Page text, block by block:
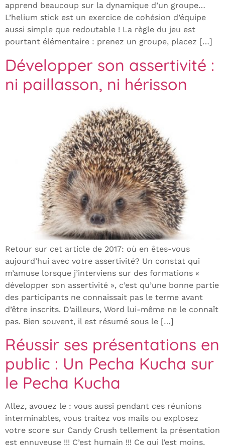
apprend beaucoup sur la dynamique d’un groupe…
L’helium stick est un exercice de cohésion d’équipe
aussi simple que redoutable ! La règle du jeu est
pourtant élémentaire : prenez un groupe, placez […]
Développer son assertivité :
ni paillasson, ni hérisson
Retour sur cet article de 2017: où en êtes-vous
aujourd’hui avec votre assertivité? Un constat qui
m’amuse lorsque j’interviens sur des formations «
développer son assertivité », c’est qu’une bonne partie
des participants ne connaissait pas le terme avant
d’être inscrits. D’ailleurs, Word lui-même ne le connaît
pas. Bien souvent, il est résumé sous le […]
Réussir ses présentations en
public : Un Pecha Kucha sur
le Pecha Kucha
Allez, avouez le : vous aussi pendant ces réunions
interminables, vous traitez vos mails ou explosez
votre score sur Candy Crush tellement la présentation
est ennuyeuse !!! C’est humain !!! Ce qui l’est moins,